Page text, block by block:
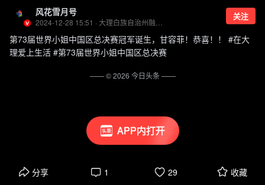
APP内打开
风花雪月号 关注
第73届世界小姐中国区总决赛冠军诞生，甘容菲！恭喜！！ #在大
理爱上生活 #第73届世界小姐中国区总决赛
分享 1 29 收藏
—— ©2026 今日头条——